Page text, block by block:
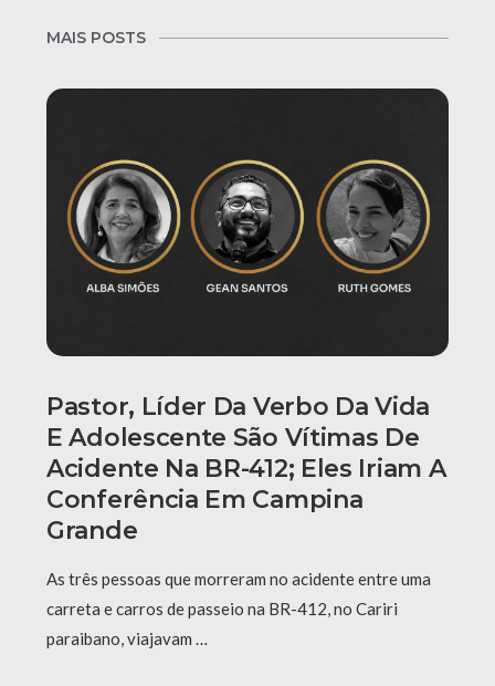
MAIS POSTS
Pastor, Líder Da Verbo Da Vida
E Adolescente São Vítimas De
Acidente Na BR-412; Eles Iriam A
Conferência Em Campina
Grande
As três pessoas que morreram no acidente entre uma
carreta e carros de passeio na BR-412, no Cariri
paraibano, viajavam …